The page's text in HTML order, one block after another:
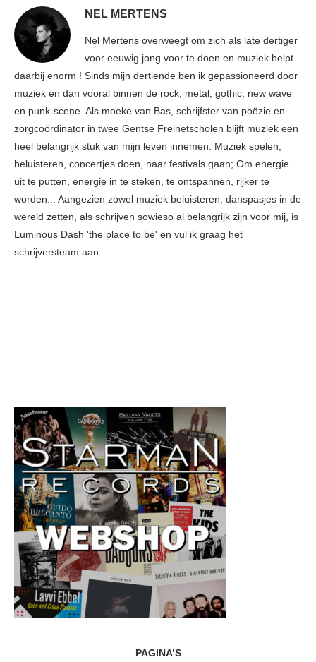
NEL MERTENS
Nel Mertens overweegt om zich als late dertiger
voor eeuwig jong voor te doen en muziek helpt
daarbij enorm ! Sinds mijn dertiende ben ik gepassioneerd door
muziek en dan vooral binnen de rock, metal, gothic, new wave
en punk-scene. Als moeke van Bas, schrijfster van poëzie en
zorgcoördinator in twee Gentse Freinetscholen blijft muziek een
heel belangrijk stuk van mijn leven innemen. Muziek spelen,
beluisteren, concertjes doen, naar festivals gaan; Om energie
uit te putten, energie in te steken, te ontspannen, rijker te
worden... Aangezien zowel muziek beluisteren, danspasjes in de
wereld zetten, als schrijven sowieso al belangrijk zijn voor mij, is
Luminous Dash 'the place to be' en vul ik graag het
schrijversteam aan.
PAGINA’S